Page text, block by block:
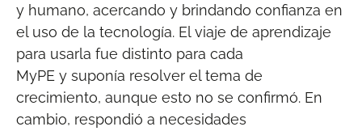
y humano, acercando y brindando confianza en
el uso de la tecnología. El viaje de aprendizaje
para usarla fue distinto para cada
MyPE y suponía resolver el tema de
crecimiento, aunque esto no se confirmó. En
cambio, respondió a necesidades